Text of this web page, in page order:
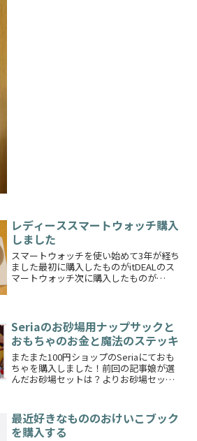
レディーススマートウォッチ購入
しました
スマートウォッチを使い始めて3年が経ち
ました最初に購入したものがitDEALのス
マートウォッチ次に購入したものが
なる今回購入...
Seriaのお砂場用ナップサックと
おもちゃのお金と魔法のステッキ
またまた100円ショップのSeriaにておも
ちゃを購入しました！前回の記事娘が選
んだお砂場セットは？よりお砂場セット
で家から公園の砂場までの移動が楽にな
ります！現在Se...
最近好きなもののおけいこブック
を購入する